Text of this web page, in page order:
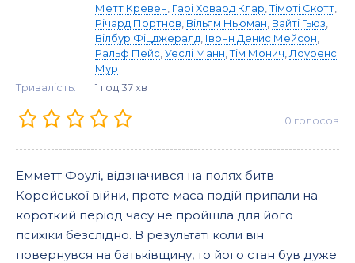
Метт Кревен Гарі Ховард Клар ,Тімоті Скотт
Річард Портнов Вільям Ньюман Вайті Гьюз
Вілбур Фіцджералд Івонн Денис Мейсон
Ральф Пейс Уеслі Манн ,Тім Монич Лоуренс
Мур
Тривалість:
1 год 37 хв
0 голосов
Емметт Фоулі, відзначився на полях битв
Корейської війни, проте маса подій припали на
короткий період часу не пройшла для його
психіки безслідно. В результаті коли він
повернувся на батьківщину, то його стан був дуже